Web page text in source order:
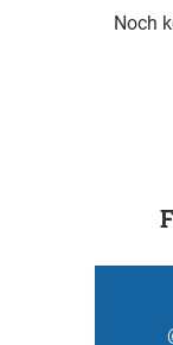
Noch